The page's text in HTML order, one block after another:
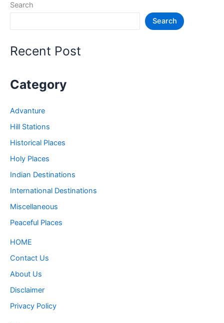
जगह
in
Search
Search
Recent Post
Category
Advanture
Hill Stations
Historical Places
Holy Places
Indian Destinations
International Destinations
Miscellaneous
Peaceful Places
HOME
Contact Us
About Us
Disclaimer
Privacy Policy